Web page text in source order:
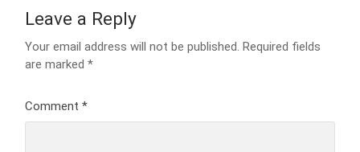
Leave a Reply
Your email address will not be published. Required fields
are marked*
Comment*